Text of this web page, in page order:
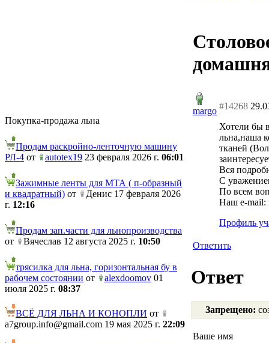
Покупка-продажа льна
Продам раскройно-ленточную машину
РЛ-4 от autotex19 23 февраля 2026 г. 06:01
Зажимные ленты для МТА ( п-образный
и квадратный) от
Денис 17 февраля 2026
г. 12:16
Продам зап.части для льнопроизводства
от
Вячеслав 12 августа 2025 г. 10:50
трясилка для льна, горизонтальная бу в
рабочем состоянии от alexdoomov 01
июля 2025 г. 08:37
ВСЁ ДЛЯ ЛЬНА И КОНОПЛИ от
a7group.info@gmail.com 19 мая 2025 г. 22:09
margo #14268
Хотели бы
льна,наша
тканей
Вся
С
По всем
Наш e-mail:
Профиль
Ответить
Ответ
Запрещено:
Ваше имя